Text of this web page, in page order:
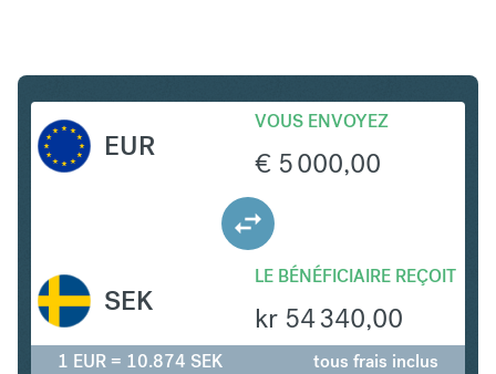
EUR
VOUS ENVOYEZ
€ 5 000,00
LE BÉNÉFICIAIRE REÇOIT
kr 54 340,00
SEK
1 EUR = 10.874 SEK tous frais inclus